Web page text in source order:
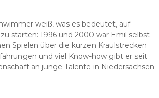
weiß, was es bedeutet, auf
starten: 1996 und 2000 war Emil selbst
Spielen über die kurzen Kraulstrecken
und viel Know-how gibt er seit
an junge Talente in Niedersachsen